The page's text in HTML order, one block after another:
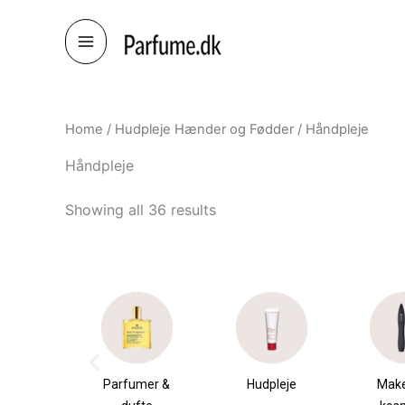
Home / Hudpleje Hænder og Fødder / Håndpleje
Håndpleje
Showing all 36 results
Hudpleje
Makeup &